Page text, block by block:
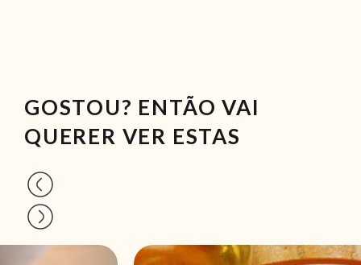
GOSTOU? ENTÃO VAI
QUERER VER ESTAS